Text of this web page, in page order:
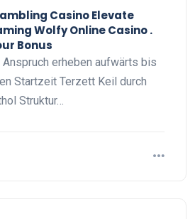
Casino Elevate
Wolfy Online Casino .
Bonus
erheben aufwärts bis
Startzeit Terzett Keil durch
Struktur…